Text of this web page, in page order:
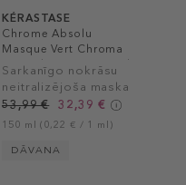
KÉRASTASE
Chrome Absolu
Masque Vert Chroma
Neutralisant Hair Mask
Sarkanīgo nokrāsu
neitralizējoša maska
tumši brūniem matiem
53,99 € 32,39 €
150 ml (0,22 € / 1 ml)
DĀVANA